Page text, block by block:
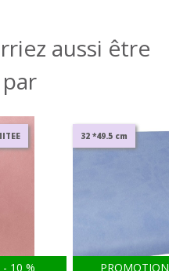
aussi être
- 10 %
32 *49.5 cm
PROMOTION